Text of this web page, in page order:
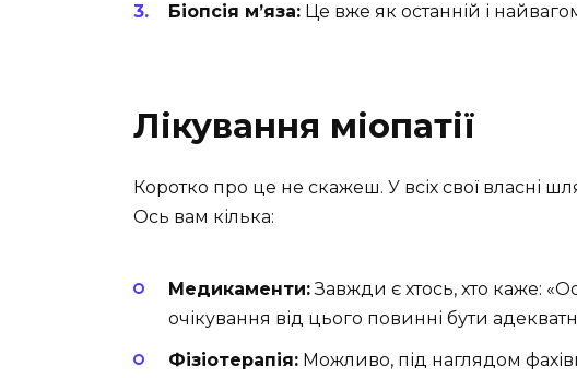
Біопсія м’яза: Це вже як останній і
Лікування міопатії
Коротко про це не скажеш. У всіх свої власні
Ось вам кілька:
Медикаменти:Завжди є хтось, хто каже:
очікування від цього повинні бути
Фізіотерапія: Можливо, під наглядом